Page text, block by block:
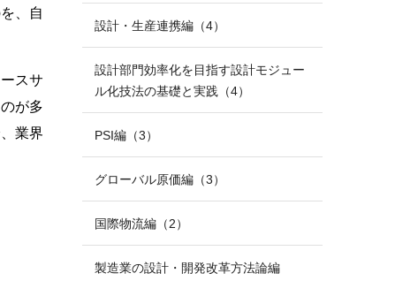
、自
スサ
が多
業界
設計・生産連携編（4）
設計部門効率化を目指す設計モジュー
ル化技法の基礎と実践（4）
PSI編（3）
グローバル原価編（3）
国際物流編（2）
製造業の設計・開発改革方法論編